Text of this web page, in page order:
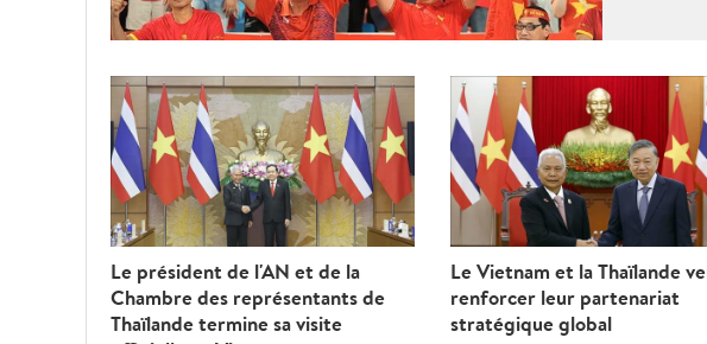
Le président de l'AN et de la
Chambre des représentants de
Thaïlande termine sa visite
Le Vietnam et la Thaïlande
renforcer leur partenariat
stratégique global